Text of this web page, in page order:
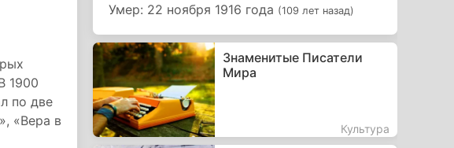
1900
по две
«Вера в
Умер: 22 ноября 1916 года (109 лет назад)
Знаменитые Писатели
Мира
Культура